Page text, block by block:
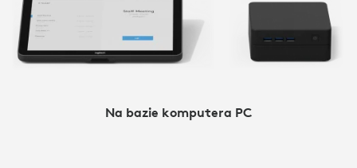
Na bazie komputera PC